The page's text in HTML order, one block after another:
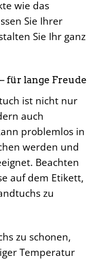
wie das
Sie Ihrer
Sie Ihr ganz
für lange Freude
ist nicht nur
auch
problemlos in
werden und
Beachten
auf dem Etikett,
zu
zu schonen,
Temperatur